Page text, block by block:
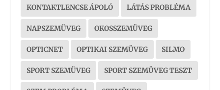
KONTAKTLENCSE ÁPOLÓ LÁTÁS PROBLÉMA
NAPSZEMÜVEG OKOSSZEMÜVEG
OPTICNET OPTIKAI SZEMÜVEG SILMO
SPORT SZEMÜVEG SPORT SZEMÜVEG TESZT